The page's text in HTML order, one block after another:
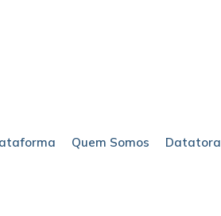
Quem Somos Datatora